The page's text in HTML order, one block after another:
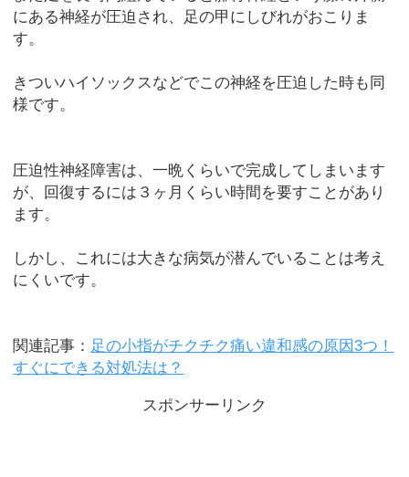
にある神経が圧迫され、足の甲にしびれがおこりま
す。
きついハイソックスなどでこの神経を圧迫した時も同
様です。
圧迫性神経障害は、一晩くらいで完成してしまいます
が、回復するには３ヶ月くらい時間を要すことがあり
ます。
しかし、これには大きな病気が潜んでいることは考え
にくいです。
関連記事： 足の小指がチクチク痛い違和感の原因3つ！
すぐにできる対処法は？
スポンサーリンク